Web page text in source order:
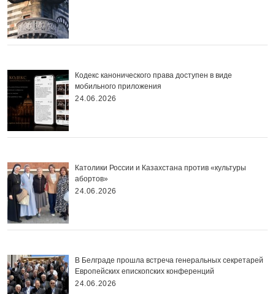
Кодекс канонического права доступен в виде
мобильного приложения
24.06.2026
Католики России и Казахстана против «культуры
абортов»
24.06.2026
В Белграде прошла встреча генеральных секретарей
Европейских епископских конференций
24.06.2026